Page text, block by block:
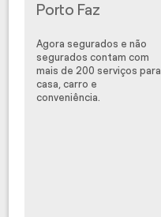
Porto Faz
Agora segurados e não
segurados contam com
mais de 200 serviços para
casa, carro e
conveniência.